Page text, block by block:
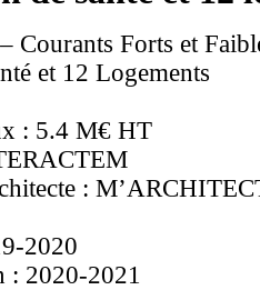
Courants Forts et
et 12 Logements
: 5.4 M€ HT
:
2020
: 2020-2021